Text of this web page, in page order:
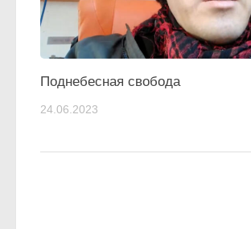
Поднебесная свобода
24.06.2023